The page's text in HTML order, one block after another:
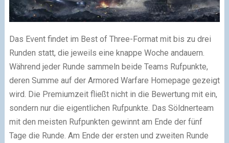
Das Event findet im Best of Three-Format mit bis zu drei
Runden statt, die jeweils eine knappe Woche andauern.
Während jeder Runde sammeln beide Teams Rufpunkte,
deren Summe auf der Armored Warfare Homepage gezeigt
wird. Die Premiumzeit fließt nicht in die Bewertung mit ein,
sondern nur die eigentlichen Rufpunkte. Das Söldnerteam
mit den meisten Rufpunkten gewinnt am Ende der fünf
Tage die Runde. Am Ende der ersten und zweiten Runde